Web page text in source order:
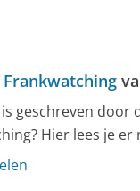
Frankwatching
geschreven door
Hier lees je er